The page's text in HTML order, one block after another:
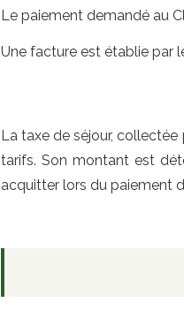
Le paiement demandé au
Une facture est établie par
La taxe de séjour,
tarifs. Son montant est
acquitter lors du paiement